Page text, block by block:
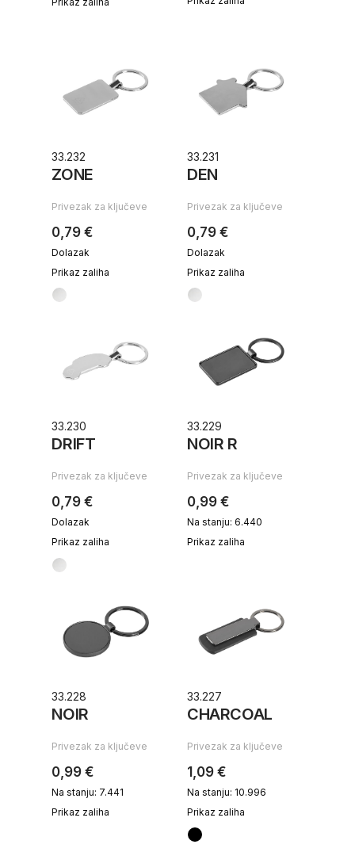
33.232
ZONE
Privezak za ključeve
0,79 €
Dolazak
Prikaz zaliha
33.231
DEN
Privezak za ključeve
0,79 €
Dolazak
Prikaz zaliha
33.230
DRIFT
Privezak za ključeve
0,79 €
Dolazak
Prikaz zaliha
33.229
NOIR R
Privezak za ključeve
0,99 €
Na stanju: 6.440
Prikaz zaliha
33.228
NOIR
Privezak za ključeve
0,99 €
Na stanju: 7.441
Prikaz zaliha
33.227
CHARCOAL
Privezak za ključeve
1,09 €
Na stanju: 10.996
Prikaz zaliha